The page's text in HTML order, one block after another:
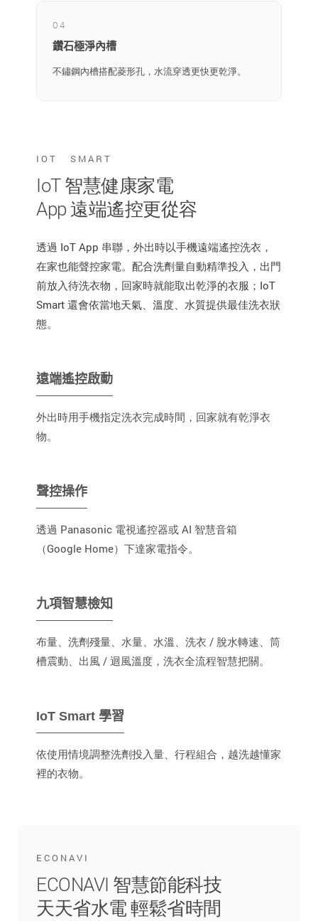
04
鑽石極淨內槽
不鏽鋼內槽搭配菱形孔，水流穿透更快更乾淨。
IOT SMART
IoT 智慧健康家電
App 遠端遙控更從容
透過 IoT App 串聯，外出時以手機遠端遙控洗衣，
在家也能聲控家電。配合洗劑量自動精準投入，出門
前放入待洗衣物，回家時就能取出乾淨的衣服；IoT
Smart 還會依當地天氣、溫度、水質提供最佳洗衣狀
態。
遠端遙控啟動
外出時用手機指定洗衣完成時間，回家就有乾淨衣
物。
聲控操作
透過 Panasonic 電視遙控器或 AI 智慧音箱
（Google Home）下達家電指令。
九項智慧檢知
布量、洗劑殘量、水量、水溫、洗衣 / 脫水轉速、筒
槽震動、出風 / 迴風溫度，洗衣全流程智慧把關。
IoT Smart 學習
依使用情境調整洗劑投入量、行程組合，越洗越懂家
裡的衣物。
ECONAVI
ECONAVI 智慧節能科技
天天省水電 輕鬆省時間